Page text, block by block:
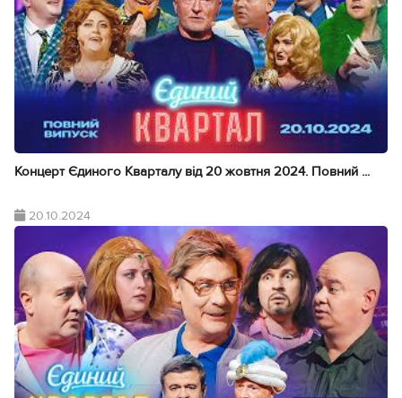
Концерт Єдиного Кварталу від 20 жовтня 2024. Повний ...
20.10.2024